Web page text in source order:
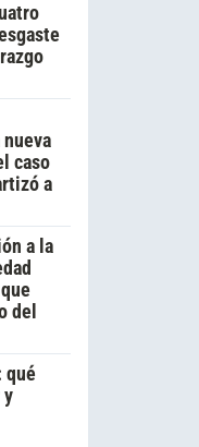
caso
a
a la
del
qué
y